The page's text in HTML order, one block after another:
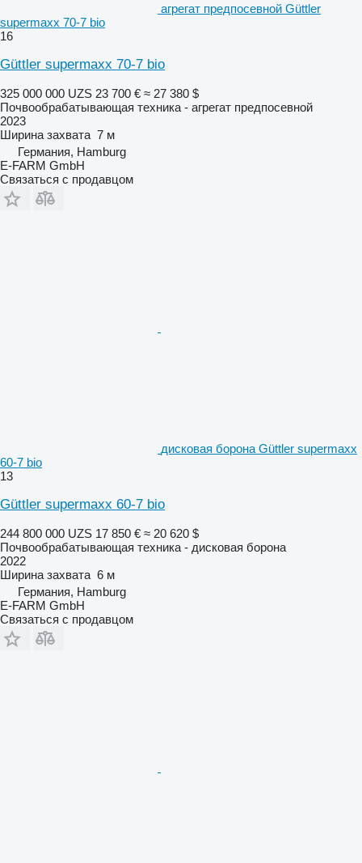
агрегат предпосевной Güttler
supermaxx 70-7 bio
16
Güttler supermaxx 70-7 bio
325 000 000 UZS 23 700 € ≈ 27 380 $
Почвообрабатывающая техника - агрегат предпосевной
2023
Ширина захвата 7 м
Германия, Hamburg
E-FARM GmbH
Связаться с продавцом
дисковая борона Güttler supermaxx
60-7 bio
13
Güttler supermaxx 60-7 bio
244 800 000 UZS 17 850 € ≈ 20 620 $
Почвообрабатывающая техника - дисковая борона
2022
Ширина захвата 6 м
Германия, Hamburg
E-FARM GmbH
Связаться с продавцом